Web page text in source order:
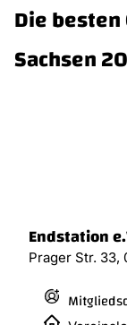
Die besten
Sachsen
Endstation
Prager Str. 33,